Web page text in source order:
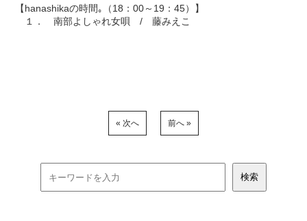
【hanashikaの時間｡（18：00～19：45）】
１． 南部よしゃれ女唄 / 藤みえこ
« 次へ 前へ »